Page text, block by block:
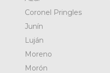
Coronel Pringles
Junín
Luján
Moreno
Morón